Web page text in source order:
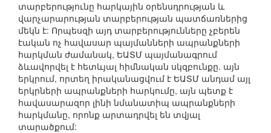
տարբերությունը հարկային օրենսդրության և
վարչարարության տարբերության պատճառներից
մեկն է: Որպեսզի այդ տարբերությունները չբերեն
էական ոչ հավասար պայմանների ապրանքների
հարկման ժամանակ, ԵԱՏՄ պայմանագրում
ձևավորվել է հետևյալ հիմնական սկզբունքը. այն
երկրում, որտեղ իրականացվում է ԵԱՏՄ անդամ այլ
երկրների ապրանքների հարկումը, այն պետք է
հավասարազոր լինի նմանատիպ ապրանքների
հարկմանը, որոնք արտադրվել են տվյալ
տարածքում: